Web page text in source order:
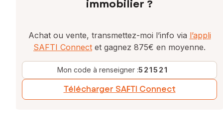
immobilier ?
Achat ou vente, transmettez-moi l’info via l’appli
SAFTI Connect et gagnez 875€ en moyenne.
Mon code à renseigner :521521
Télécharger SAFTI Connect